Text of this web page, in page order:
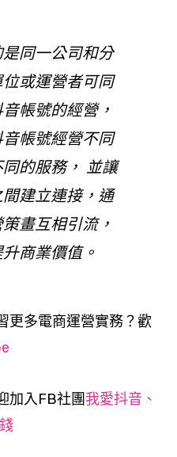
同一公司和分
或運營者可同
帳號的經營，
帳號經營不同
的服務， 並讓
建立連接，通
畫互相引流，
商業價值。
更多電商運營實務？歡
加入FB社團我愛抖音、